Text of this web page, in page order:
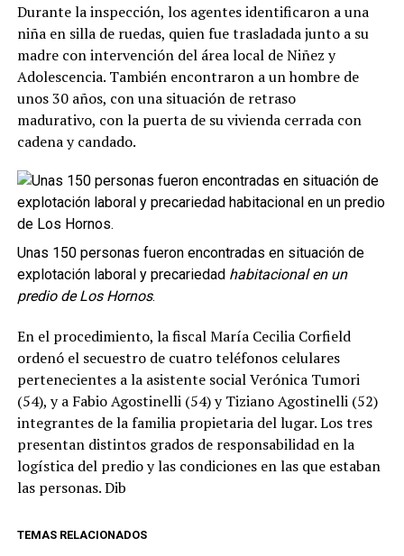
Durante la inspección, los agentes identificaron a una
niña en silla de ruedas, quien fue trasladada junto a su
madre con intervención del área local de Niñez y
Adolescencia. También encontraron a un hombre de
unos 30 años, con una situación de retraso
madurativo, con la puerta de su vivienda cerrada con
cadena y candado.
Unas 150 personas fueron encontradas en situación de
explotación laboral y precariedad habitacional en un
predio de Los Hornos.
En el procedimiento, la fiscal María Cecilia Corfield
ordenó el secuestro de cuatro teléfonos celulares
pertenecientes a la asistente social Verónica Tumori
(54), y a Fabio Agostinelli (54) y Tiziano Agostinelli (52)
integrantes de la familia propietaria del lugar. Los tres
presentan distintos grados de responsabilidad en la
logística del predio y las condiciones en las que estaban
las personas. Dib
TEMAS RELACIONADOS